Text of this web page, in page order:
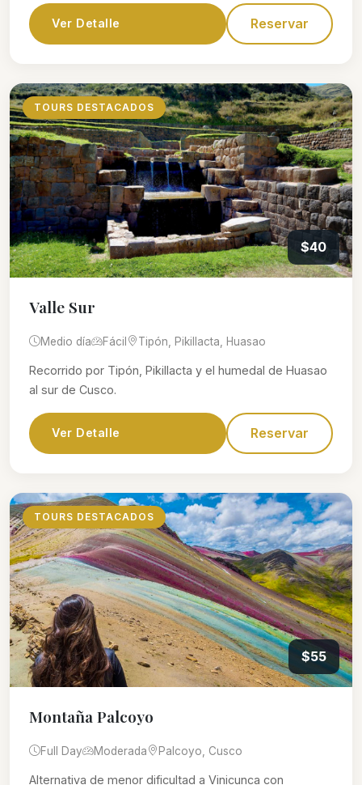
Ver Detalle Reservar
TOURS DESTACADOS
$40
Valle Sur
Medio día Fácil Tipón, Pikillacta, Huasao
Recorrido por Tipón, Pikillacta y el humedal de Huasao
al sur de Cusco.
Ver Detalle Reservar
TOURS DESTACADOS
$55
Montaña Palcoyo
Full Day Moderada Palcoyo, Cusco
Alternativa de menor dificultad a Vinicunca con